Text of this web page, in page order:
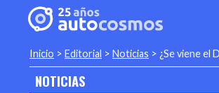
Inicio > Editorial > Noticias > ¿Se viene el
NOTICIAS